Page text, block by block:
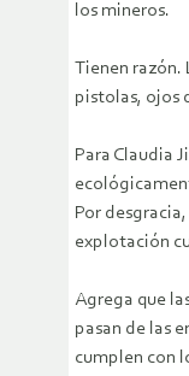
los mineros.
Tienen razón.
pistolas, ojos
Para Claudia
Por
explotación
Agrega que
pasan de las
cumplen con